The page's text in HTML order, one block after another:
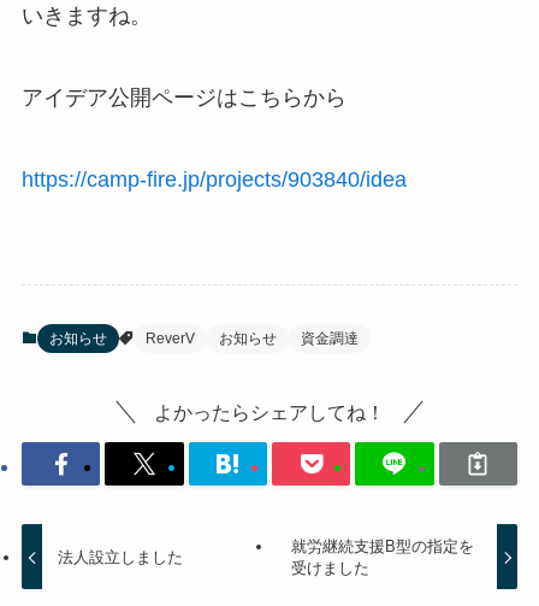
いきますね。
アイデア公開ページはこちらから
https://camp-fire.jp/projects/903840/idea
お知らせ ReverV お知らせ 資金調達
よかったらシェアしてね！
法人設立しました
就労継続支援B型の指定を
受けました